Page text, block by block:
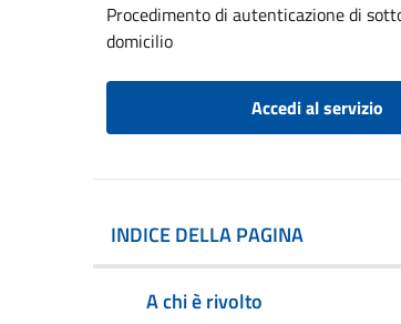
Procedimento di autenticazione di
domicilio
Accedi al servizio
INDICE DELLA PAGINA
A chi è rivolto